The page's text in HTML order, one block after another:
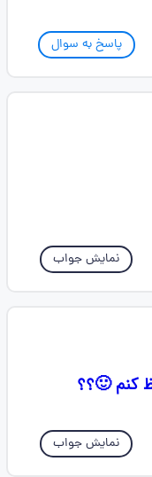
پاسخ به سوال
نمایش جواب
نمایش جواب